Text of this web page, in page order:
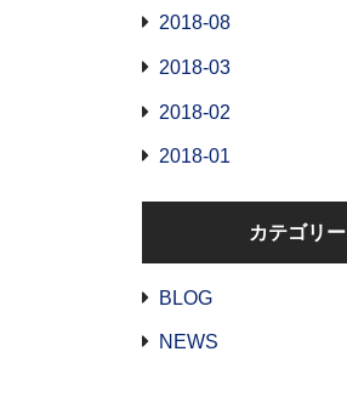
2018-08
2018-03
2018-02
2018-01
カテゴリー
BLOG
NEWS